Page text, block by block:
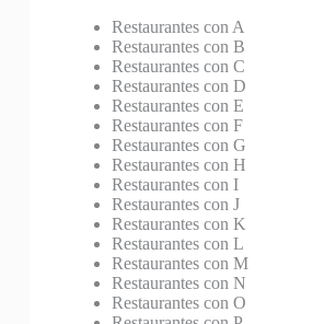
Restaurantes con A
Restaurantes con B
Restaurantes con C
Restaurantes con D
Restaurantes con E
Restaurantes con F
Restaurantes con G
Restaurantes con H
Restaurantes con I
Restaurantes con J
Restaurantes con K
Restaurantes con L
Restaurantes con M
Restaurantes con N
Restaurantes con O